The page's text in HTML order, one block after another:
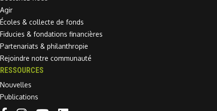
Agir
Écoles & collecte de fonds
Fiducies & fondations financières
Partenariats & philanthropie
Rejoindre notre communauté
RESSOURCES
Nouvelles
Publications